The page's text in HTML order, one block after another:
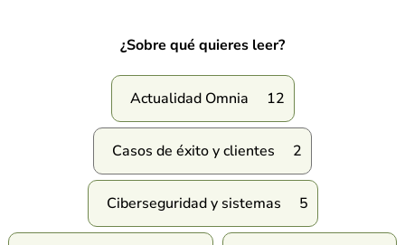
¿Sobre qué quieres leer?
Actualidad Omnia 12
Casos de éxito y clientes 2
Ciberseguridad y sistemas 5